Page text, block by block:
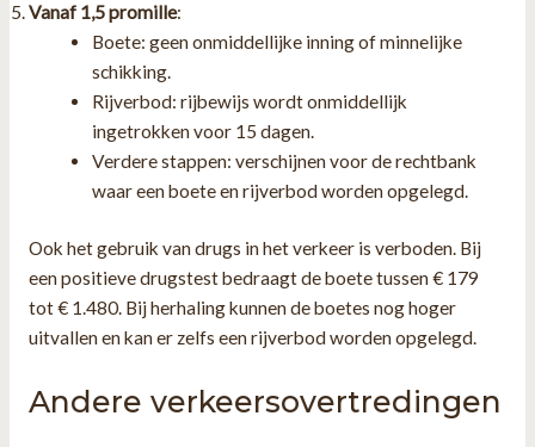
Vanaf 1,5 promille:
Boete: geen onmiddellijke inning of minnelijke
schikking.
Rijverbod: rijbewijs wordt onmiddellijk
ingetrokken voor 15 dagen.
Verdere stappen: verschijnen voor de rechtbank
waar een boete en rijverbod worden opgelegd.
Ook het gebruik van drugs in het verkeer is verboden. Bij
een positieve drugstest bedraagt de boete tussen € 179
tot € 1.480. Bij herhaling kunnen de boetes nog hoger
uitvallen en kan er zelfs een rijverbod worden opgelegd.
Andere verkeersovertredingen